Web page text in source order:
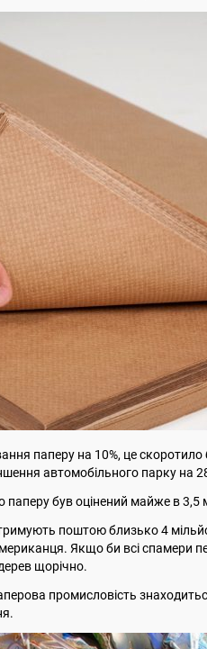
паперу на 10%, це скоротило
автомобільного парку на
паперу був оцінений майже в 3,5
поштою близько 4
Якщо би всі спамери
щорічно.
промисловість